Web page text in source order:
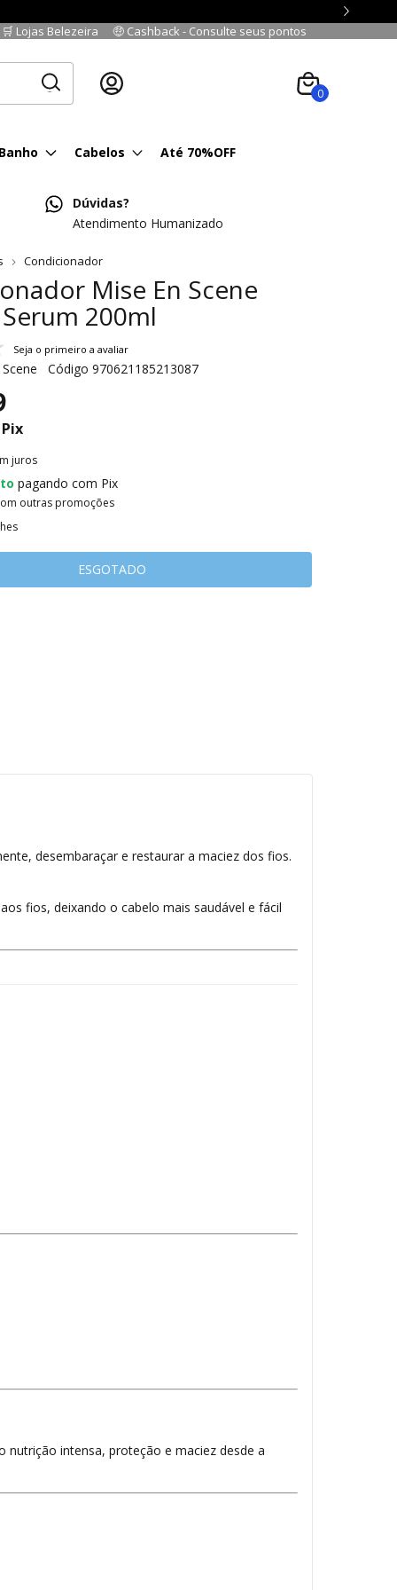
🛒 Lojas Belezeira 🤑 Cashback - Consulte seus pontos
0
Cabelos Até 70%OFF
Dúvidas?
Atendimento Humanizado
Condicionador
Mise En Scene
200ml
Seja o primeiro a avaliar
Código 970621185213087
Pix
juros
pagando com Pix
outras promoções
desembaraçar e restaurar a maciez dos fios.
fios, deixando o cabelo mais saudável e fácil
intensa, proteção e maciez desde a